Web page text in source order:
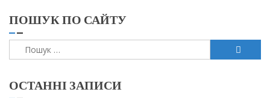
ПОШУК ПО САЙТУ
Пошук:
ОСТАННІ ЗАПИСИ